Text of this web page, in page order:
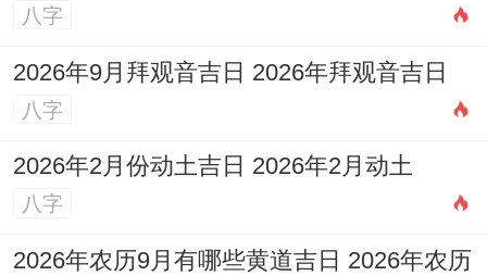
阳气生发之机！
第三推荐10月6日（星期二），金匮吉神主
财、但务必严谨避开辰时选择午时方可纳吉
避凶，确保财库丰盈。
从若家庭成员生肖有所冲突。可优先考虑10
月11日或10月23日，并搭配相应的吉时与化
八字
2026年9月拜观音吉日 2026年拜观音吉日
八字
2026年2月份动土吉日 2026年2月动土
八字
2026年农历9月有哪些黄道吉日 2026年农历